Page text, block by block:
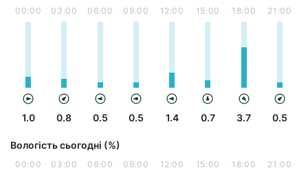
00:00
1.0
03:00
0.8
06:00
0.5
09:00
0.5
12:00
1.4
15:00
0.7
18:00
3.7
21:00
0.5
Вологість сьогодні (%)
00:00 03:00 06:00 09:00 12:00 15:00 18:00 21:00